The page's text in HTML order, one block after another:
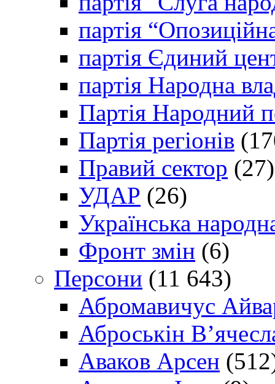
партія
партія Єдиний
партія Народна
Партія Народний
Партія регіонів
Правий сектор (27)
УДАР (26)
Українська
Фронт змін (6)
Персони (11 643)
Абромавичус
Аброськін
Аваков Арсен